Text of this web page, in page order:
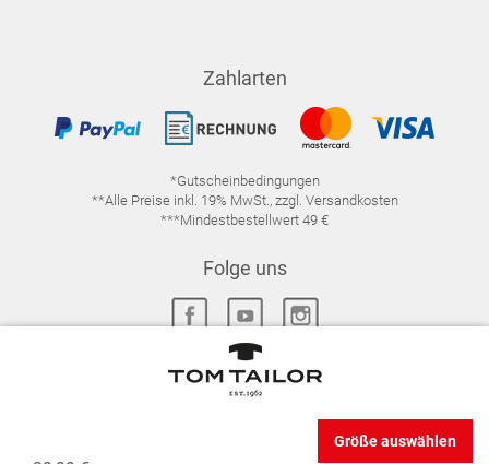
Größe auswählen
Zahlarten
*Gutscheinbedingungen
**Alle Preise inkl. 19% MwSt., zzgl. Versandkosten
***Mindestbestellwert 49 €
Folge uns
DATENSCHUTZ-EINSTELLUNGEN
WIDERRUFSRECHT